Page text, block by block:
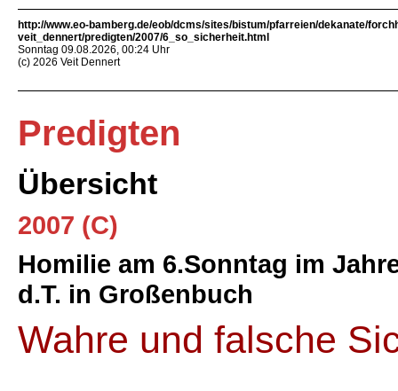
http://www.eo-bamberg.de/eob/dcms/sites/bistum/pfarreien/dekanate/
veit_dennert/predigten/2007/6_so_sicherheit.html
Sonntag 09.08.2026, 00:24 Uhr
(c) 2026 Veit Dennert
Predigten
Übersicht
2007 (C)
Homilie am 6.Sonntag im
d.T. in Großenbuch
Wahre und falsche